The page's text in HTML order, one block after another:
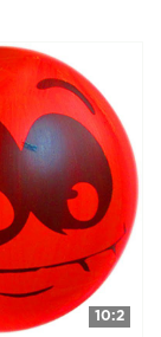
10:2